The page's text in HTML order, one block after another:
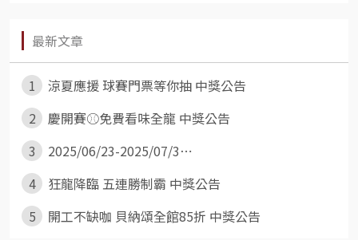
最新文章
1
涼夏應援 球賽門票等你抽 中獎公告
2
慶開賽⚾免費看味全龍 中獎公告
3
2025/06/23-2025/07/3⋯
4
狂龍降臨 五連勝制霸 中獎公告
5
開工不缺咖 貝納頌全館85折 中獎公告